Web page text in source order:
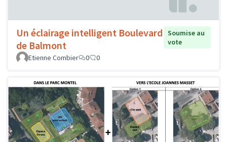
Un éclairage intelligent Boulevard
de Balmont
Soumise au
vote
Etienne Combier
0 0